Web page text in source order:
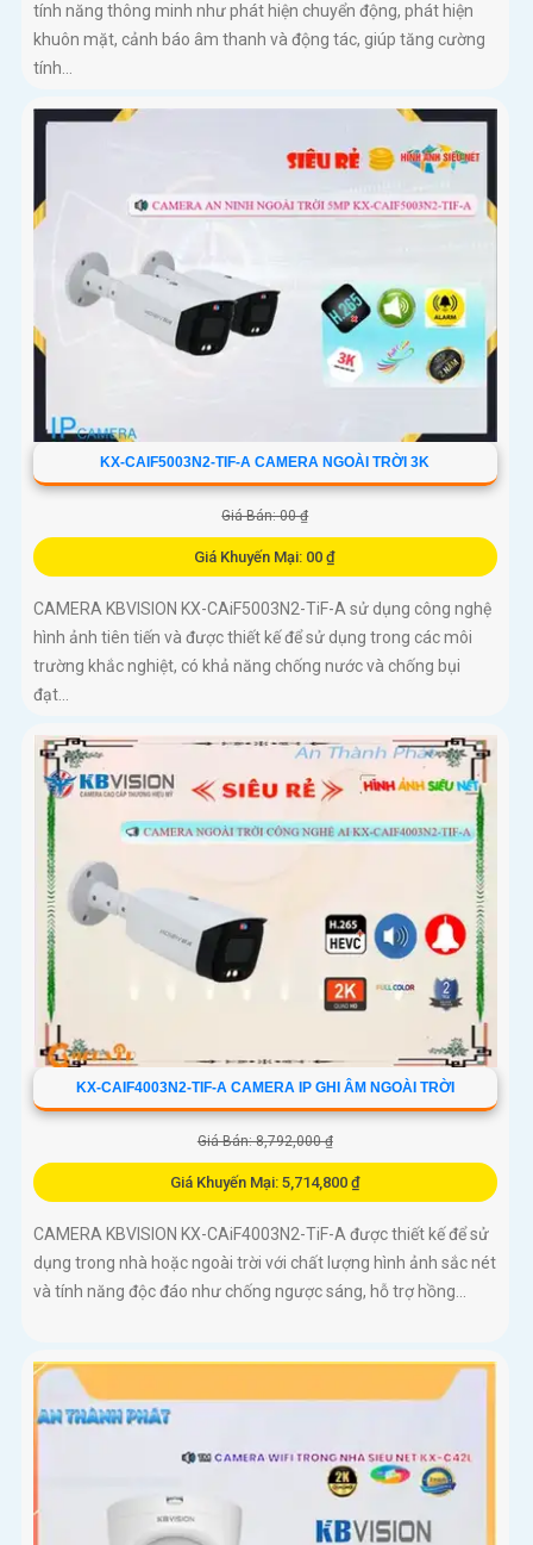
tính năng thông minh như phát hiện chuyển động, phát hiện
khuôn mặt, cảnh báo âm thanh và động tác, giúp tăng cường
tính...
KX-CAIF5003N2-TIF-A CAMERA NGOÀI TRỜI 3K
Giá Bán: 00 ₫
Giá Khuyến Mại: 00 ₫
CAMERA KBVISION KX-CAiF5003N2-TiF-A sử dụng công nghệ
hình ảnh tiên tiến và được thiết kế để sử dụng trong các môi
trường khắc nghiệt, có khả năng chống nước và chống bụi
đạt...
KX-CAIF4003N2-TIF-A CAMERA IP GHI ÂM NGOÀI TRỜI
Giá Bán: 8,792,000 ₫
Giá Khuyến Mại: 5,714,800 ₫
CAMERA KBVISION KX-CAiF4003N2-TiF-A được thiết kế để sử
dụng trong nhà hoặc ngoài trời với chất lượng hình ảnh sắc nét
và tính năng độc đáo như chống ngược sáng, hỗ trợ hồng...